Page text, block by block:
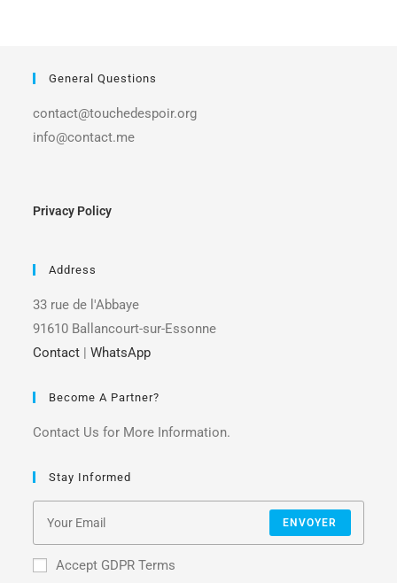
General Questions
contact@touchedespoir.org
info@contact.me
Privacy Policy
Address
33 rue de l'Abbaye
91610 Ballancourt-sur-Essonne
Contact |WhatsApp
Become A Partner?
Contact Us for More Information.
Stay Informed
ENVOYER
Accept GDPR Terms